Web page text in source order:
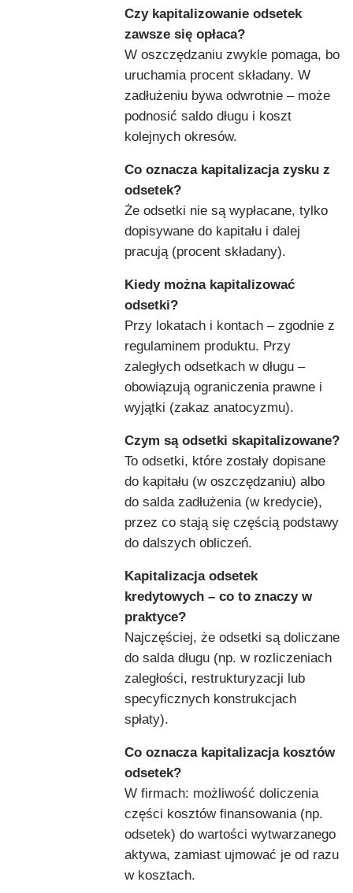
Czy kapitalizowanie odsetek
zawsze się opłaca?
W oszczędzaniu zwykle pomaga, bo
uruchamia procent składany. W
zadłużeniu bywa odwrotnie – może
podnosić saldo długu i koszt
kolejnych okresów.
Co oznacza kapitalizacja zysku z
odsetek?
Że odsetki nie są wypłacane, tylko
dopisywane do kapitału i dalej
pracują (procent składany).
Kiedy można kapitalizować
odsetki?
Przy lokatach i kontach – zgodnie z
regulaminem produktu. Przy
zaległych odsetkach w długu –
obowiązują ograniczenia prawne i
wyjątki (zakaz anatocyzmu).
Czym są odsetki skapitalizowane?
To odsetki, które zostały dopisane
do kapitału (w oszczędzaniu) albo
do salda zadłużenia (w kredycie),
przez co stają się częścią podstawy
do dalszych obliczeń.
Kapitalizacja odsetek
kredytowych – co to znaczy w
praktyce?
Najczęściej, że odsetki są doliczane
do salda długu (np. w rozliczeniach
zaległości, restrukturyzacji lub
specyficznych konstrukcjach
spłaty).
Co oznacza kapitalizacja kosztów
odsetek?
W firmach: możliwość doliczenia
części kosztów finansowania (np.
odsetek) do wartości wytwarzanego
aktywa, zamiast ujmować je od razu
w kosztach.